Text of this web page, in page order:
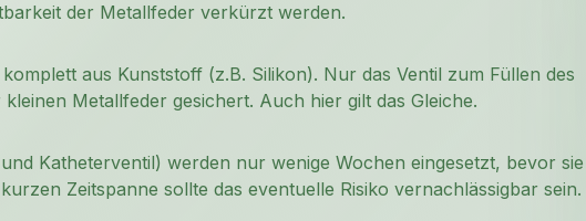
der Metallfeder verkürzt werden.
aus Kunststoff (z.B. Silikon). Nur das Ventil zum Füllen des
kleinen Metallfeder gesichert. Auch hier gilt das Gleiche.
Katheterventil) werden nur wenige Wochen eingesetzt, bevor sie
Zeitspanne sollte das eventuelle Risiko vernachlässigbar sein.